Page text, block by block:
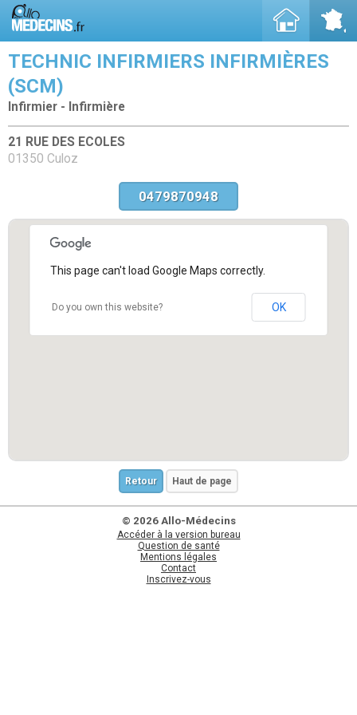
TECHNIC INFIRMIERS INFIRMIÈRES
(SCM)
Infirmier - Infirmière
21 RUE DES ECOLES
01350 Culoz
0479870948
This page can't load Google Maps correctly.
Do you own this website? OK
Retour Haut de page
© 2026 Allo-Médecins
Accéder à la version bureau
Question de santé
Mentions légales
Contact
Inscrivez-vous